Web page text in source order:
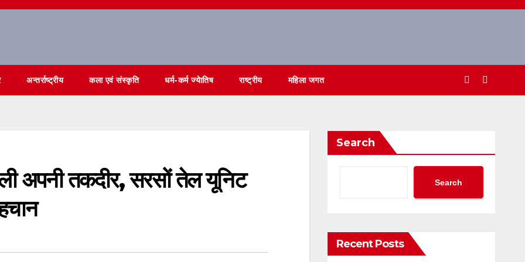
अन्तर्राष्ट्रीय कला एवं संस्कृति धर्म-कर्म ज्येातिष राष्ट्रीय महिला जगत
अपनी तकदीर, सरसों तेल यूनिट
Search
Search
Recent Posts